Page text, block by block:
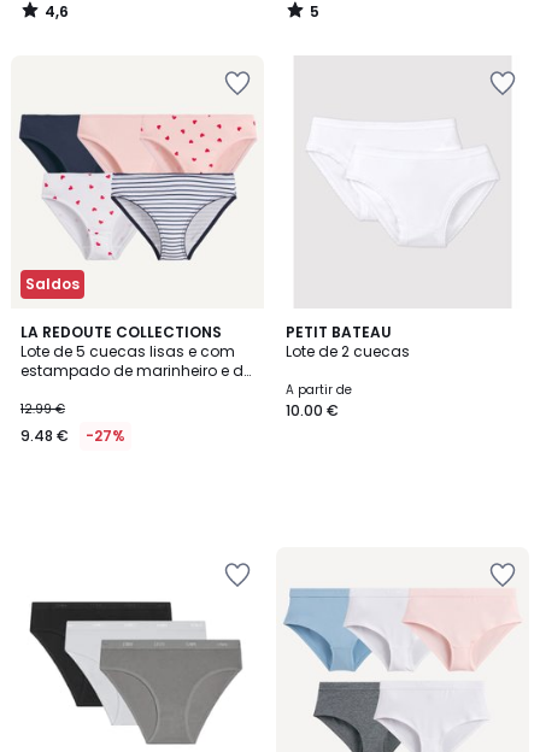
4,6
/
5
/
Saldos
LA REDOUTE COLLECTIONS
Lote de 5 cuecas lisas e com
estampado de marinheiro e de
12.99 €
9.48 € -27%
PETIT BATEAU
Lote de 2 cuecas
A partir de
10.00 €